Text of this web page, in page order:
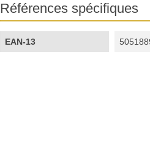
Références spécifiques
EAN-13